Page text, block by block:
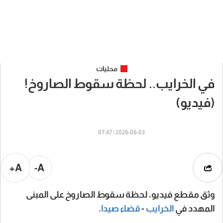
محليات
في الخرايب.. لحظة سقوط الصاروخ!
(فيديو)
2026-06-03 | 07:47
A-
A+
وثق مقطع فيديو، لحظة سقوط الصاروخ على المبنى
المهدد في الخرايب -قضاء صيدا.